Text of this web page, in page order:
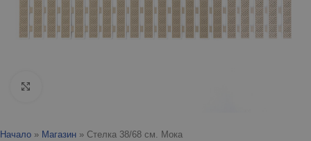
Начало » Магазин » Стелка 38/68 см. Мока